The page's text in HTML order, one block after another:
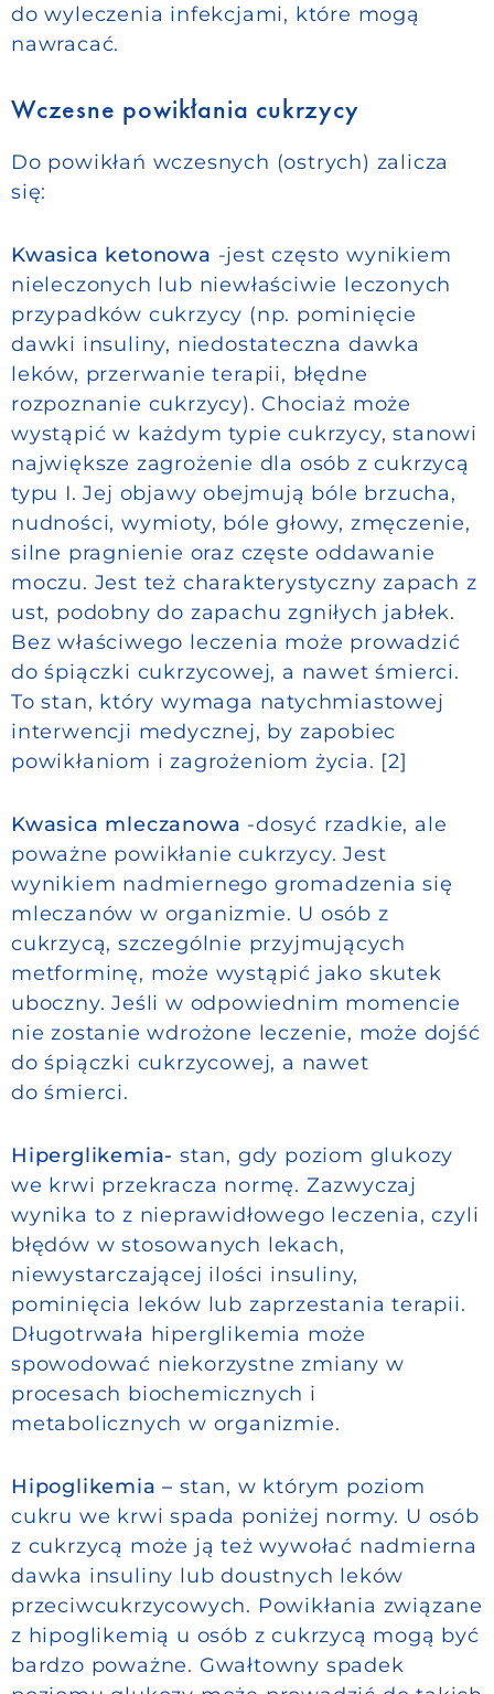
do wyleczenia infekcjami, które mogą
nawracać.
Wczesne powikłania cukrzycy
Do powikłań wczesnych (ostrych) zalicza
się:
Kwasica ketonowa -jest często wynikiem
nieleczonych lub niewłaściwie leczonych
przypadków cukrzycy (np. pominięcie
dawki insuliny, niedostateczna dawka
leków, przerwanie terapii, błędne
rozpoznanie cukrzycy). Chociaż może
wystąpić w każdym typie cukrzycy, stanowi
największe zagrożenie dla osób z cukrzycą
typu I. Jej objawy obejmują bóle brzucha,
nudności, wymioty, bóle głowy, zmęczenie,
silne pragnienie oraz częste oddawanie
moczu. Jest też charakterystyczny zapach z
ust, podobny do zapachu zgniłych jabłek.
Bez właściwego leczenia może prowadzić
do śpiączki cukrzycowej, a nawet śmierci.
To stan, który wymaga natychmiastowej
interwencji medycznej, by zapobiec
powikłaniom i zagrożeniom życia. [2]
Kwasica mleczanowa -dosyć rzadkie, ale
poważne powikłanie cukrzycy. Jest
wynikiem nadmiernego gromadzenia się
mleczanów w organizmie. U osób z
cukrzycą, szczególnie przyjmujących
metforminę, może wystąpić jako skutek
uboczny. Jeśli w odpowiednim momencie
nie zostanie wdrożone leczenie, może dojść
do śpiączki cukrzycowej, a nawet
do śmierci.
Hiperglikemia- stan, gdy poziom glukozy
we krwi przekracza normę. Zazwyczaj
wynika to z nieprawidłowego leczenia, czyli
błędów w stosowanych lekach,
niewystarczającej ilości insuliny,
pominięcia leków lub zaprzestania terapii.
Długotrwała hiperglikemia może
spowodować niekorzystne zmiany w
procesach biochemicznych i
metabolicznych w organizmie.
Hipoglikemia – stan, w którym poziom
cukru we krwi spada poniżej normy. U osób
z cukrzycą może ją też wywołać nadmierna
dawka insuliny lub doustnych leków
przeciwcukrzycowych. Powikłania związane
z hipoglikemią u osób z cukrzycą mogą być
bardzo poważne. Gwałtowny spadek